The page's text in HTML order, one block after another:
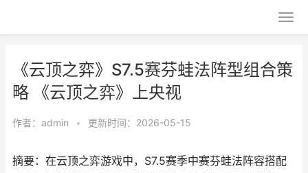
《云顶之弈》S7.5赛芬蛙法阵型组合策
略 《云顶之弈》上央视
作者： admin • 更新时间：2026-05-15
摘要：在云顶之弈游戏中，S7.5赛季中赛芬蛙法阵容搭配